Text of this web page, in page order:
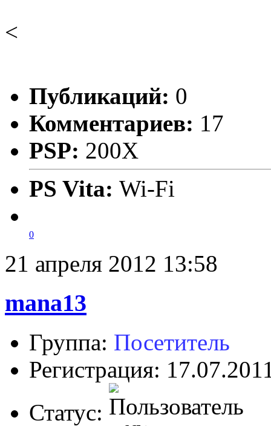
<
Публикаций: 0
Комментариев: 17
PSP: 200X
PS Vita: Wi-Fi
0
21 апреля 2012 13:58
mana13
Группа: Посетитель
Регистрация:
Статус: